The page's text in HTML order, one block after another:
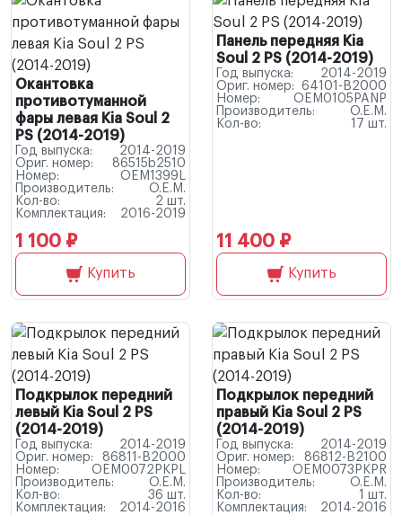
Окантовка
противотуманной
фары левая Kia Soul 2
PS (2014-2019)
Год выпуска:
2014-2019
Ориг. номер:
86515b2510
Номер:
OEM1399L
Производитель:
O.E.M.
Кол-во:
2 шт.
Комплектация:
2016-2019
1 100 ₽
Купить
Панель передняя Kia
Soul 2 PS (2014-2019)
Год выпуска:
2014-2019
Ориг. номер:
64101-B2000
Номер:
OEM0105PANP
Производитель:
O.E.M.
Кол-во:
17 шт.
11 400 ₽
Купить
Подкрылок передний
левый Kia Soul 2 PS
(2014-2019)
Год выпуска:
2014-2019
Ориг. номер:
86811-B2000
Номер:
OEM0072PKPL
Производитель:
O.E.M.
Кол-во:
36 шт.
Комплектация:
2014-2016
Подкрылок передний
правый Kia Soul 2 PS
(2014-2019)
Год выпуска:
2014-2019
Ориг. номер:
86812-B2100
Номер:
OEM0073PKPR
Производитель:
O.E.M.
Кол-во:
1 шт.
Комплектация:
2014-2016